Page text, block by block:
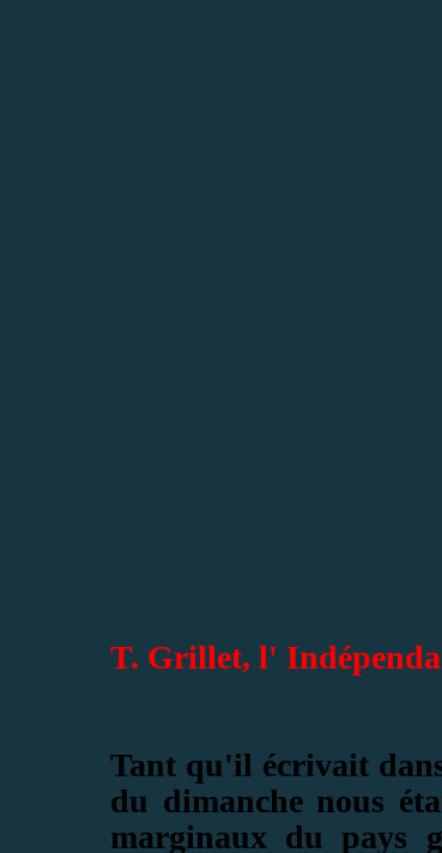
T. Grillet, l'
Tant qu'il écrivait
du dimanche nous
marginaux du pays